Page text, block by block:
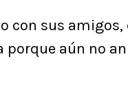
con sus amigos,
porque aún no